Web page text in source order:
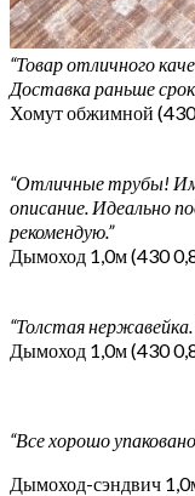
“Товар отличного
Доставка раньше
Хомут обжимной
“Отличные трубы!
описание. Идеально
рекомендую.”
Дымоход 1,0м (430
“Толстая
Дымоход 1,0м (430
“Все хорошо
Дымоход-сэндвич